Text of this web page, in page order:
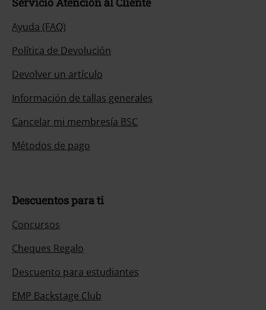
Servicio Atención al Cliente
Ayuda (FAQ)
Política de Devolución
Devolver un artículo
Información de tallas generales
Cancelar mi membresía BSC
Métodos de pago
Descuentos para ti
Concursos
Cheques Regalo
Descuento para estudiantes
EMP Backstage Club